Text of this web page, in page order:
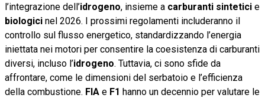
l’integrazione dell’idrogeno, insieme a carburanti sintetici e
biologici nel 2026. I prossimi regolamenti includeranno il
controllo sul flusso energetico, standardizzando l’energia
iniettata nei motori per consentire la coesistenza di carburanti
diversi, incluso l’idrogeno. Tuttavia, ci sono sfide da
affrontare, come le dimensioni del serbatoio e l’efficienza
della combustione. FIA e F1 hanno un decennio per valutare le